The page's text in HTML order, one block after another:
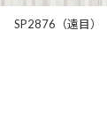
SP2876（遠目）